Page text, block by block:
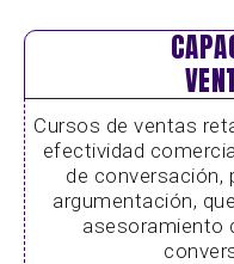
Cursos de ventas
efectividad
de conversación,
argumentación,
asesoramiento